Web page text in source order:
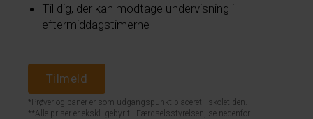
Til dig, der kan modtage undervisning i
eftermiddagstimerne
Tilmeld
*Prøver og baner er som udgangspunkt placeret i skoletiden.
**Alle priser er ekskl. gebyr til Færdselsstyrelsen, se nedenfor.